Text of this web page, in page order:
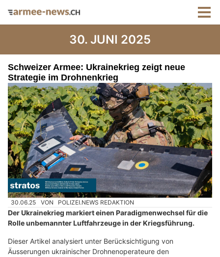
30. JUNI 2025
Schweizer Armee: Ukrainekrieg zeigt neue
Strategie im Drohnenkrieg
30.06.25 VON POLIZEI.NEWS REDAKTION
Der Ukrainekrieg markiert einen Paradigmenwechsel für die
Rolle unbemannter Luftfahrzeuge in der Kriegsführung.
Dieser Artikel analysiert unter Berücksichtigung von
Äusserungen ukrainischer Drohnenoperateure den